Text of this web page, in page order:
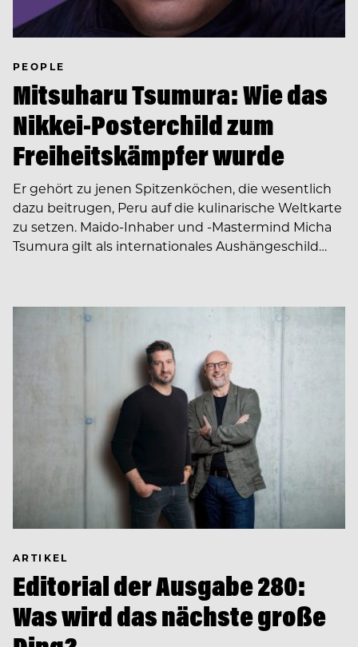
PEOPLE
Mitsuharu Tsumura: Wie das
Nikkei-Posterchild zum
Freiheitskämpfer wurde
Er gehört zu jenen Spitzenköchen, die wesentlich
dazu ­beitrugen, Peru auf die kulinarische Weltkarte
zu setzen. Maido-Inhaber und -Mastermind Micha
Tsumura gilt als internationales Aushängeschild…
ARTIKEL
Editorial der Ausgabe 280:
Was wird das nächste große